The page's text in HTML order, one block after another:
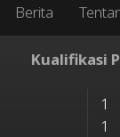
Berita
Kualifikasi
1
1